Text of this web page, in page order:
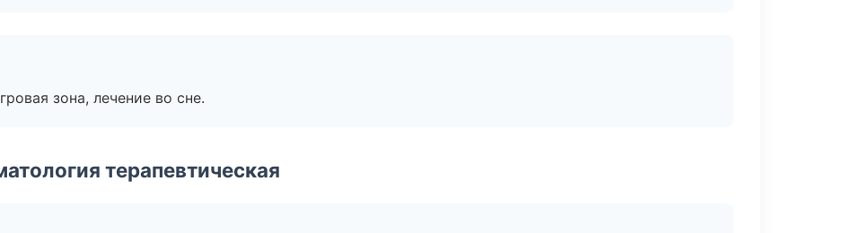
зона, лечение во сне.
терапевтическая